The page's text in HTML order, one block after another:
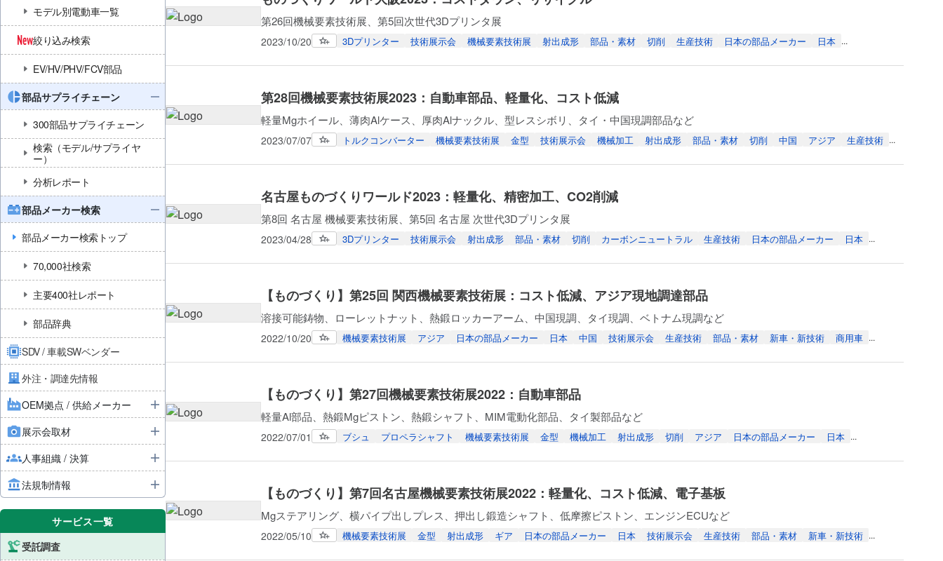
モデル別電動車一覧
絞り込み検索
EV/HV/PHV/FCV部品
部品サプライチェーン
300部品サプライチェーン
検索（モデル/サプライヤ
ー）
分析レポート
部品メーカー検索
部品メーカー検索トップ
70,000社検索
主要400社レポート
部品辞典
SDV / 車載SWベンダー
外注・調達先情報
OEM拠点 / 供給メーカー
展示会取材
人事組織 / 決算
法規制情報
サービス一覧
受託調査
第26回機械要素技術展、第5回次世代3Dプリンタ展
2023/10/20 3Dプリンター 技術展示会 機械要素技術展 射出成形 部品・素材 切削 生産技術 日本の部品メーカー 日本 ...
第28回機械要素技術展2023：自動車部品、軽量化、コスト低減
軽量Mgホイール、薄肉Alケース、厚肉Alナックル、型レスシボリ、タイ・中国現調部品など
2023/07/07 トルクコンバーター 機械要素技術展 金型 技術展示会 機械加工 射出成形 部品・素材 切削 中国 アジア 生産技術 ...
名古屋ものづくりワールド2023：軽量化、精密加工、CO2削減
第8回 名古屋 機械要素技術展、第5回 名古屋 次世代3Dプリンタ展
2023/04/28 3Dプリンター 技術展示会 射出成形 部品・素材 切削 カーボンニュートラル 生産技術 日本の部品メーカー 日本 ...
【ものづくり】第25回 関西機械要素技術展：コスト低減、アジア現地調達部品
溶接可能鋳物、ローレットナット、熱鍛ロッカーアーム、中国現調、タイ現調、ベトナム現調など
2022/10/20 機械要素技術展 アジア 日本の部品メーカー 日本 中国 技術展示会 生産技術 部品・素材 新車・新技術 商用車 ...
【ものづくり】第27回機械要素技術展2022：自動車部品
軽量Al部品、熱鍛Mgピストン、熱鍛シャフト、MIM電動化部品、タイ製部品など
2022/07/01 ブシュ プロペラシャフト 機械要素技術展 金型 機械加工 射出成形 切削 アジア 日本の部品メーカー 日本 ...
【ものづくり】第7回名古屋機械要素技術展2022：軽量化、コスト低減、電子基板
Mgステアリング、横パイプ出しプレス、押出し鍛造シャフト、低摩擦ピストン、エンジンECUなど
2022/05/10 機械要素技術展 金型 射出成形 ギア 日本の部品メーカー 日本 技術展示会 生産技術 部品・素材 新車・新技術 ...